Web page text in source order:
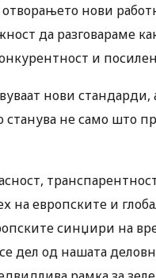
нови
да разговараме
и
нови
не само што
на европските и
синџири на
дел од нашата